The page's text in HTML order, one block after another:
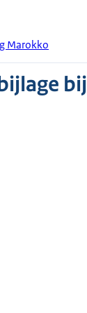
Marokko
bij